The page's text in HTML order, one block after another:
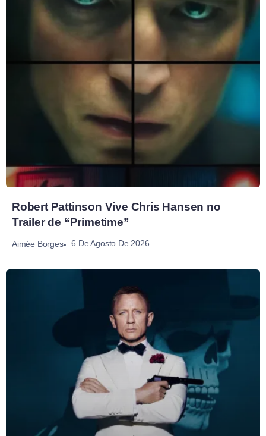
Robert Pattinson Vive Chris Hansen no
Trailer de “Primetime”
Aimée Borges 6 De Agosto De 2026